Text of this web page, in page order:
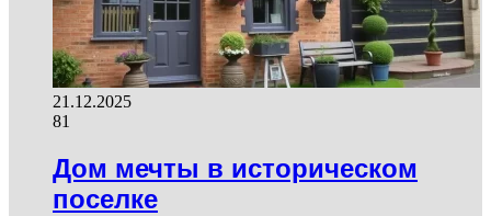
21.12.2025
81
Дом мечты в историческом
поселке